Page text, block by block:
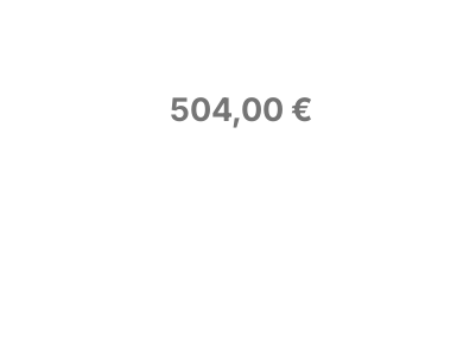
504,00 €